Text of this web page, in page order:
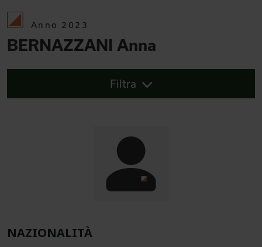
Anno 2023
BERNAZZANI Anna
Filtra
NAZIONALITÀ